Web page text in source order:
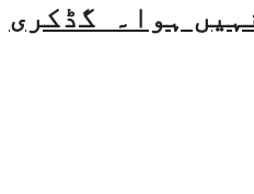
ہوا۔ گڈکری